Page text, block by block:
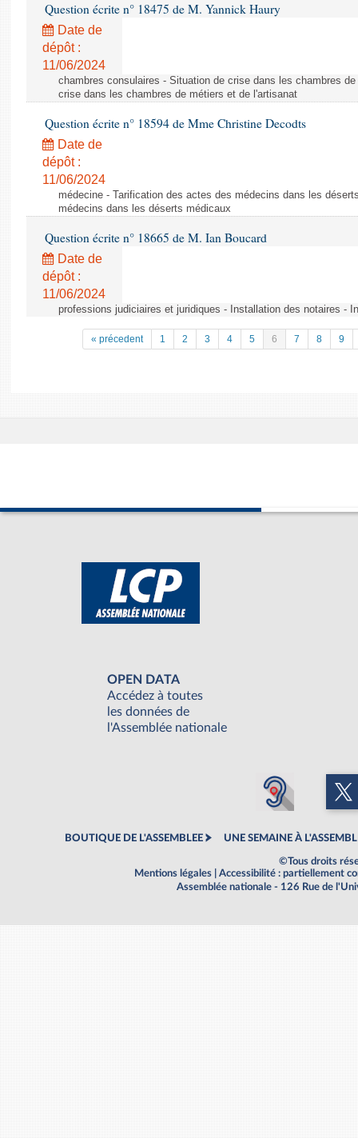
Question écrite n° 18475 de M. Yannick Haury
Date de
dépôt :
11/06/2024
chambres consulaires - Situation de crise dans les chambres
crise dans les chambres de métiers et de l'artisanat
Question écrite n° 18594 de Mme Christine Decodts
Date de
dépôt :
11/06/2024
médecine - Tarification des actes des médecins dans les
médecins dans les déserts médicaux
Question écrite n° 18665 de M. Ian Boucard
Date de
dépôt :
11/06/2024
professions judiciaires et juridiques - Installation des notaires -
« précedent 1 2 3 4 5 6 7 8 9
OPEN DATA
Accédez à toutes
les données de
l'Assemblée nationale
BOUTIQUE DE L'ASSEMBLEE UNE SEMAINE À
©Tous droits
Mentions légales
Accessibilité : partiellement
Assemblée nationale - 126 Rue de